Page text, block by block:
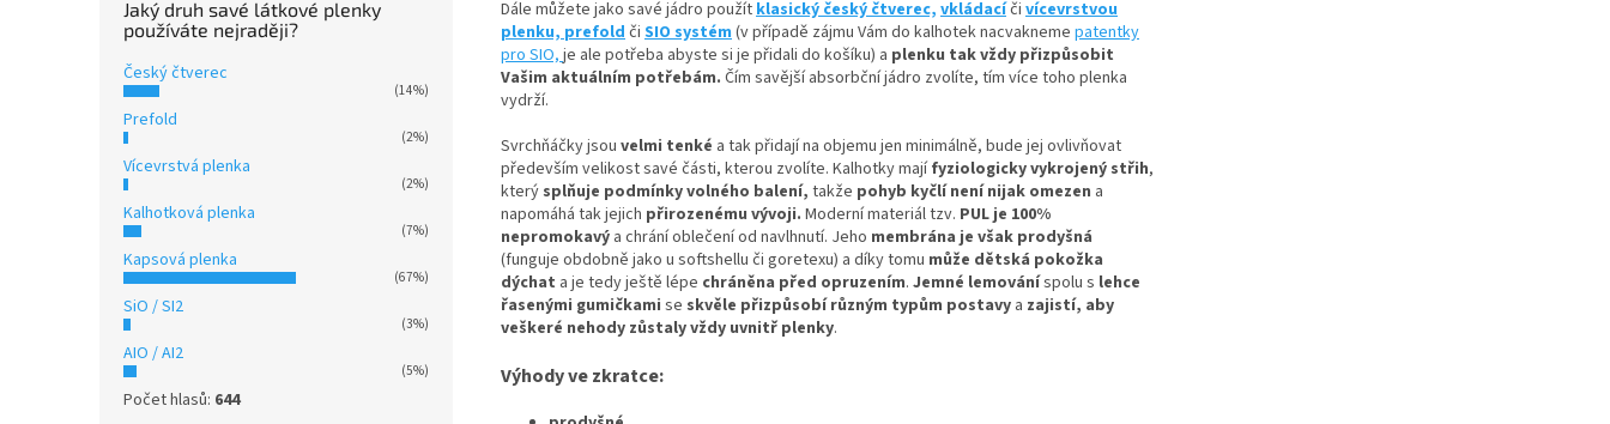
Jaký druh savé látkové plenky
používáte nejraději?
Český čtverec
(14%)
Prefold
(2%)
Vícevrstvá plenka
(2%)
Kalhotková plenka
(7%)
Kapsová plenka
(67%)
SiO / SI2
(3%)
AIO / AI2
(5%)
Počet hlasů: 644
Dále můžete jako savé jádro použítklasický český čtverec, vkládacíči vícevrstvou
plenku,prefoldči SIO systém(v případě zájmu Vám do kalhotek nacvakneme patentky
pro SIO,je ale potřeba abyste si je přidali do košíku) a plenku tak vždy přizpůsobit
Vašim aktuálním potřebám. Čím savější absorbční jádro zvolíte, tím více toho plenka
vydrží.
Svrchňáčky jsou velmi tenké a tak přidají na objemu jen minimálně, bude jej ovlivňovat
především velikost savé části, kterou zvolíte. Kalhotky majífyziologicky vykrojený střih,
který splňuje podmínky volného balení, takže pohyb kyčlí není nijak omezen a
napomáhá tak jejich přirozenému vývoji. Moderní materiál tzv. PUL je 100%
nepromokavý a chrání oblečení od navlhnutí. Jeho membrána je však prodyšná
(funguje obdobně jako u softshellu či goretexu) a díky tomu může dětská pokožka
dýchat a je tedy ještě lépe chráněna před opruzením. Jemné lemováníspolu s lehce
řasenými gumičkami se skvěle přizpůsobí různým typům postavy a zajistí, aby
veškeré nehody zůstaly vždy uvnitř plenky.
Výhody ve zkratce: